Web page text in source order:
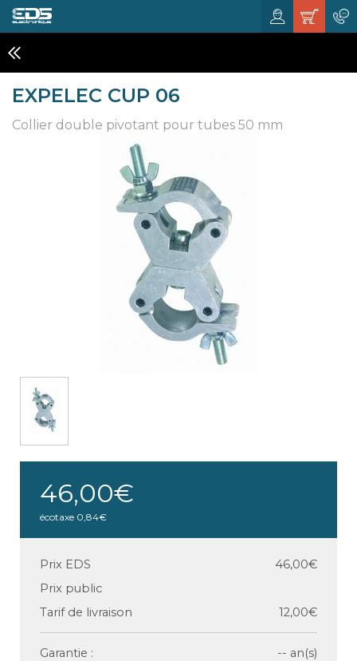
EXPELEC CUP 06
Collier double pivotant pour tubes 50 mm
46,00€
écotaxe 0,84€
Prix EDS
46,00€
Prix public
Tarif de livraison
12,00€
Garantie : -- an(s)